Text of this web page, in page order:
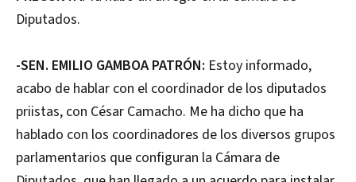
Diputados.
-SEN. EMILIO GAMBOA PATRÓN: Estoy informado,
acabo de hablar con el coordinador de los diputados
priistas, con César Camacho. Me ha dicho que ha
hablado con los coordinadores de los diversos grupos
parlamentarios que configuran la Cámara de